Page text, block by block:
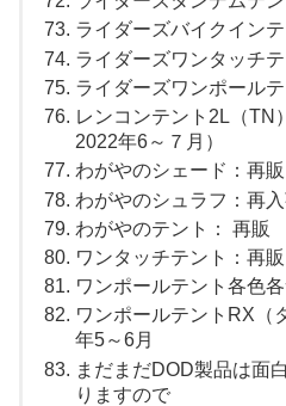
ライダーズバイクイン
ライダーズワンタッチ
ライダーズワンポール
レンコンテント2L（TN
2022年6～７月）
わがやのシェード：再販
わがやのシュラフ：再
わがやのテント： 再販
ワンタッチテント：再
ワンポールテント各色
ワンポールテントRX（
年5～6月
まだまだDOD製品は面
りますので